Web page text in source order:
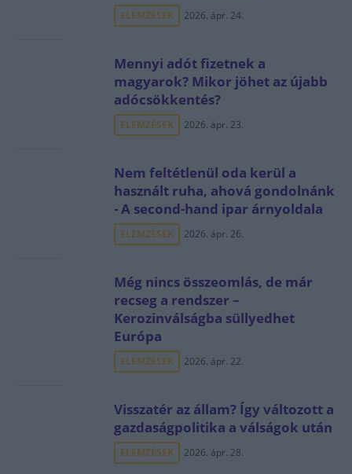
ELEMZÉSEK 2026. ápr. 24.
Mennyi adót fizetnek a
magyarok? Mikor jöhet az újabb
adócsökkentés?
ELEMZÉSEK 2026. ápr. 23.
Nem feltétlenül oda kerül a
használt ruha, ahová gondolnánk
- A second-hand ipar árnyoldala
ELEMZÉSEK 2026. ápr. 26.
Még nincs összeomlás, de már
recseg a rendszer –
Kerozinválságba süllyedhet
Európa
ELEMZÉSEK 2026. ápr. 22.
Visszatér az állam? Így változott a
gazdaságpolitika a válságok után
ELEMZÉSEK 2026. ápr. 28.